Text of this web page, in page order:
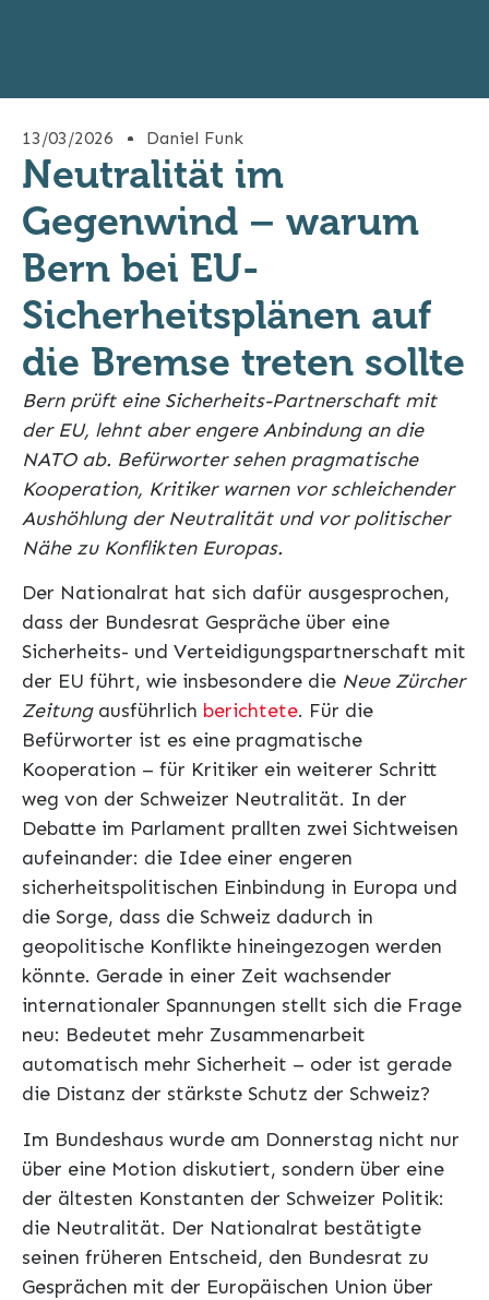
13/03/2026 Daniel Funk
Neutralität im
Gegenwind – warum
Bern bei EU-
Sicherheitsplänen auf
die Bremse treten sollte
Bern prüft eine Sicherheits-Partnerschaft mit
der EU, lehnt aber engere Anbindung an die
NATO ab. Befürworter sehen pragmatische
Kooperation, Kritiker warnen vor schleichender
Aushöhlung der Neutralität und vor politischer
Nähe zu Konflikten Europas.
Der Nationalrat hat sich dafür ausgesprochen,
dass der Bundesrat Gespräche über eine
Sicherheits- und Verteidigungspartnerschaft mit
der EU führt, wie insbesondere die Neue Zürcher
Zeitungausführlich berichtete. Für die
Befürworter ist es eine pragmatische
Kooperation – für Kritiker ein weiterer Schritt
weg von der Schweizer Neutralität. In der
Debatte im Parlament prallten zwei Sichtweisen
aufeinander: die Idee einer engeren
sicherheitspolitischen Einbindung in Europa und
die Sorge, dass die Schweiz dadurch in
geopolitische Konflikte hineingezogen werden
könnte. Gerade in einer Zeit wachsender
internationaler Spannungen stellt sich die Frage
neu: Bedeutet mehr Zusammenarbeit
automatisch mehr Sicherheit – oder ist gerade
die Distanz der stärkste Schutz der Schweiz?
Im Bundeshaus wurde am Donnerstag nicht nur
über eine Motion diskutiert, sondern über eine
der ältesten Konstanten der Schweizer Politik:
die Neutralität. Der Nationalrat bestätigte
seinen früheren Entscheid, den Bundesrat zu
Gesprächen mit der Europäischen Union über